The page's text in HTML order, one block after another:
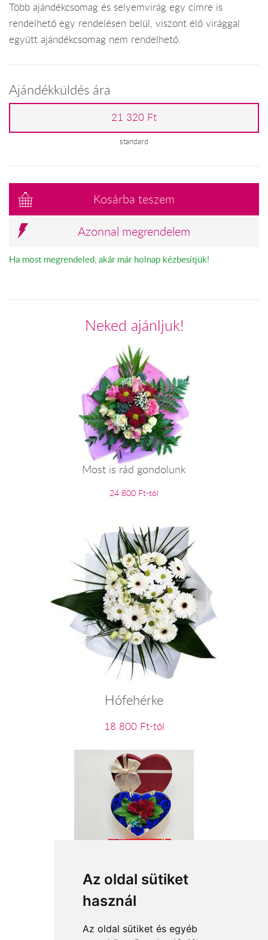
Az oldal sütiket
használ
Az oldal sütiket és egyéb
Több ajándékcsomag és selyemvirág egy címre is
rendelhető egy rendelésen belül, viszont élő virággal
együtt ajándékcsomag nem rendelhető.
Ajándékküldés ára
21 320 Ft
standard
Kosárba teszem
Azonnal megrendelem
Ha most megrendeled, akár már holnap kézbesítjük!
Neked ajánljuk!
Most is rád gondolunk
24 800 Ft-tól
Hófehérke
18 800 Ft-tól
Csöppnyi figyelmesség
12 640 Ft-tól